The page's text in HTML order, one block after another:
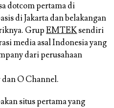
dotcom pertama di
di Jakarta dan belakangan
GrupEMTEKsendiri
media asal Indonesia yang
dari perusahaan
O Channel.
situs pertama yang